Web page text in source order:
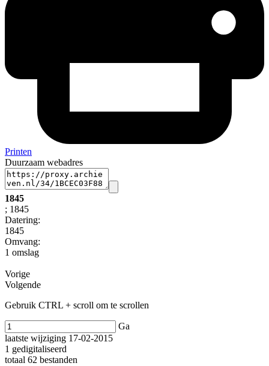
Printen
Duurzaam webadres
1845
; 1845
Datering:
1845
Omvang:
1 omslag
Vorige
Volgende
Gebruik CTRL + scroll om te scrollen
Ga
laatste wijziging 17-02-2015
1 gedigitaliseerd
totaal 62 bestanden